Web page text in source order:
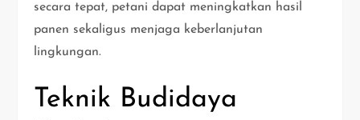
secara tepat, petani dapat meningkatkan hasil
panen sekaligus menjaga keberlanjutan
lingkungan.
Teknik Budidaya